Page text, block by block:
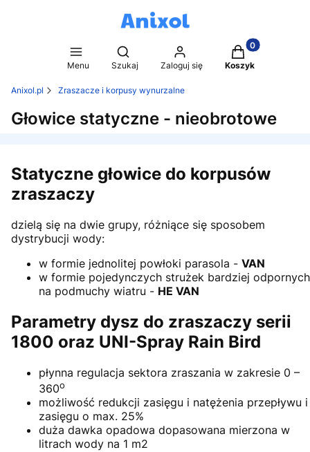
Menu
Otwórz wyszukiwarkę
Szukaj Zaloguj się
Produkty w
Koszyk
Anixol.pl Zraszacze i korpusy wynurzalne
Głowice statyczne - nieobrotowe
Statyczne głowice do korpusów
zraszaczy
dzielą się na dwie grupy, różniące się sposobem
dystrybucji wody:
w formie jednolitej powłoki parasola - VAN
w formie pojedynczych strużek bardziej odpornych
na podmuchy wiatru - HE VAN
Parametry dysz do zraszaczy serii
1800 oraz UNI-Spray Rain Bird
płynna regulacja sektora zraszania w zakresie 0 –
360o
możliwość redukcji zasięgu i natężenia przepływu i
zasięgu o max. 25%
duża dawka opadowa dopasowana mierzona w
litrach wody na 1 m2